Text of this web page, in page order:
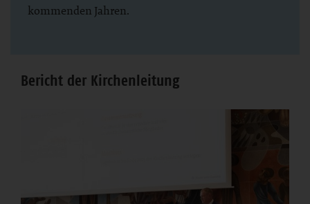
kommenden Jahren.
Bericht der Kirchenleitung